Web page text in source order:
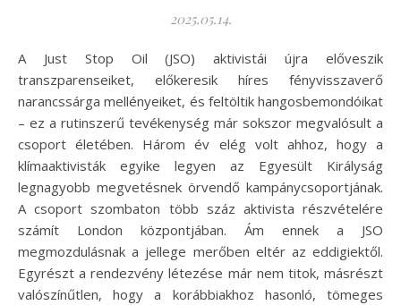
2025.05.14.
A Just Stop Oil (JSO) aktivistái újra előveszik
transzparenseiket, előkeresik híres fényvisszaverő
narancssárga mellényeiket, és feltöltik hangosbemondóikat
– ez a rutinszerű tevékenység már sokszor megvalósult a
csoport életében. Három év elég volt ahhoz, hogy a
klímaaktivisták egyike legyen az Egyesült Királyság
legnagyobb megvetésnek örvendő kampánycsoportjának.
A csoport szombaton több száz aktivista részvételére
számít London központjában. Ám ennek a JSO
megmozdulásnak a jellege merőben eltér az eddigiektől.
Egyrészt a rendezvény létezése már nem titok, másrészt
valószínűtlen, hogy a korábbiakhoz hasonló, tömeges